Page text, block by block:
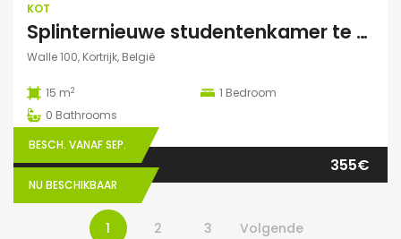
KOT
Splinternieuwe studentenkamer te huur in authentiek herenhuis
Walle 100, Kortrijk, België
15 m2 1 Bedroom
0 Bathrooms
BESCH. VANAF SEP.
NU BESCHIKBAAR
355€
1 2 3 Volgende